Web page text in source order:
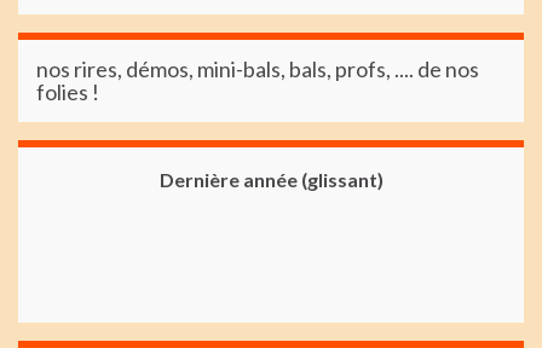
nos rires, démos, mini-bals, bals, profs, .... de nos
folies !
Dernière année (glissant)